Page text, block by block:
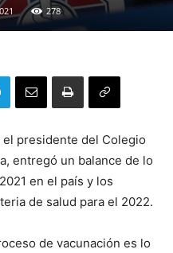
278
el presidente del Colegio
entregó un balance de lo
en el país y los
de salud para el 2022.
de vacunación es lo